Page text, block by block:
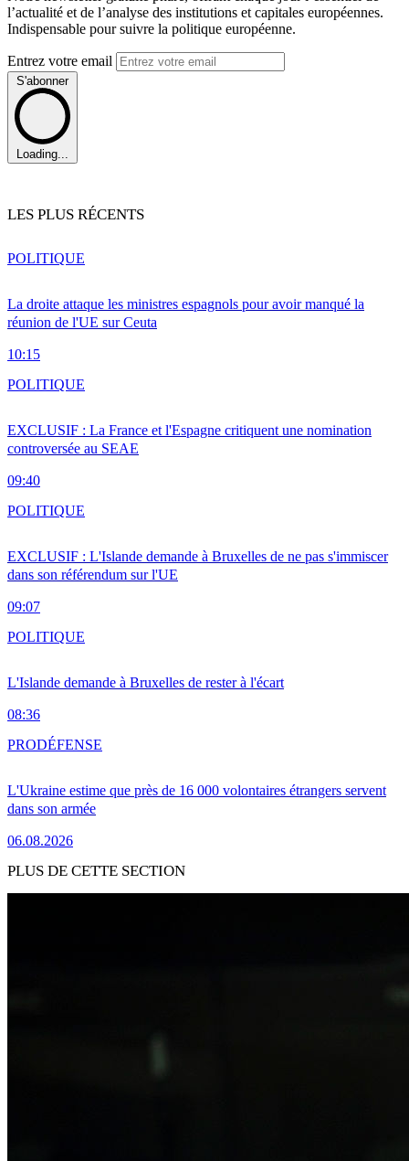
l’actualité et de l’analyse des institutions et capitales européennes.
Indispensable pour suivre la politique européenne.
Entrez votre email
S'abonner
Loading...
LES PLUS RÉCENTS
La droite attaque les ministres espagnols pour avoir manqué la
réunion de l'UE sur Ceuta
10:15
POLITIQUE
EXCLUSIF : La France et l'Espagne critiquent une nomination
controversée au SEAE
09:40
POLITIQUE
EXCLUSIF : L'Islande demande à Bruxelles de ne pas s'immiscer
dans son référendum sur l'UE
09:07
POLITIQUE
L'Islande demande à Bruxelles de rester à l'écart
08:36
POLITIQUE
L'Ukraine estime que près de 16 000 volontaires étrangers servent
dans son armée
06.08.2026
PRODÉFENSE
PLUS DE CETTE SECTION